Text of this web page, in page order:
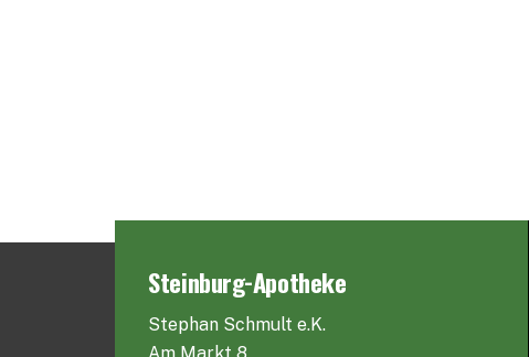
Steinburg-Apotheke
Stephan Schmult e.K.